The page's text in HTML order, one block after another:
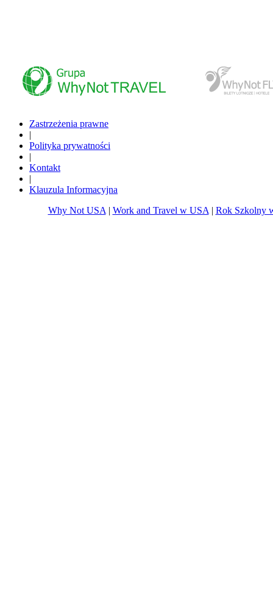
Zastrzeżenia prawne
|
Polityka prywatności
|
Kontakt
|
Klauzula Informacyjna
Why Not USA | Work and Travel w USA | Rok Szkolny